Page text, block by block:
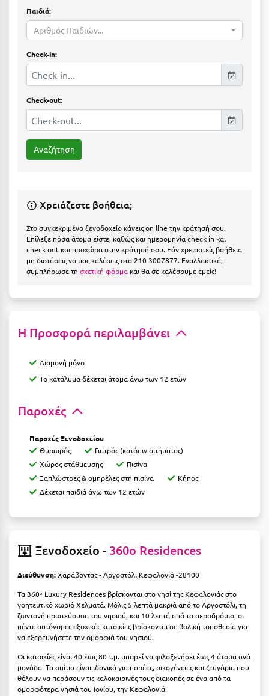
Ερμιόνη
Εύβοια
Ευρυτανία
Ζαγοροχώρια
Ζάκυνθος
Ηράκλειο
Θάσος
Ιθάκη
Ίος
Ιωάννινα
Καβάλα
Καλάβρυτα
Κάλυμνος
Καμένα Βούρλα
Καρδάμαινα
Καρδαμύλη
Παιδιά:
Αριθμός Παιδιών...
Check-in:
Check-out:
Χρειάζεστε βοήθεια;
Στο συγκεκριμένο ξενοδοχείο κάνεις on line την κράτησή σου.
Επίλεξε πόσα άτομα είστε, καθώς και ημερομηνία check in και
check out και προχώρα στην κράτησή σου. Εάν χρειαστείς βοήθεια
μη διστάσεις να μας καλέσεις στο 210 3007877. Εναλλακτικά,
συμπλήρωσε τη σχετική φόρμα και θα σε καλέσουμε εμείς!
Η Προσφορά περιλαμβάνει
Διαμονή μόνο
Το κατάλυμα δέχεται άτομα άνω των 12 ετών
Παροχές
Παροχές Ξενοδοχείου
Θυρωρός
Γιατρός (κατόπιν αιτήματος)
Χώρος στάθμευσης
Πισίνα
Ξαπλώστρες & ομπρέλες στη πισίνα
Κήπος
Δέχεται παιδιά άνω των 12 ετών
Ξενοδοχείο - 360o Residences
Διεύθυνση:Χαράβοντας - Αργοστόλι,Κεφαλονιά -28100
Τα 360ᵒ Luxury Residences βρίσκονται στο νησί της Κεφαλονιάς στο
γοητευτικό χωριό Χελματά. Μόλις 5 λεπτά μακριά από το Αργοστόλι, τη
ζωντανή πρωτεύουσα του νησιού, και 10 λεπτά από το αεροδρόμιο, οι
πέντε αυτόνομες εξοχικές κατοικίες βρίσκονται σε βολική τοποθεσία για
να εξερευνήσετε την ομορφιά του νησιού.
Οι κατοικίες είναι 40 έως 80 τ.μ. μπορεί να φιλοξενήσει έως 4 άτομα ανά
μονάδα. Τα σπίτια είναι ιδανικά για παρέες, οικογένειες και ζευγάρια που
θέλουν να περάσουν τις καλοκαιρινές τους διακοπές σε ένα από τα
ομορφότερα νησιά του Ιονίου, την Κεφαλονιά.